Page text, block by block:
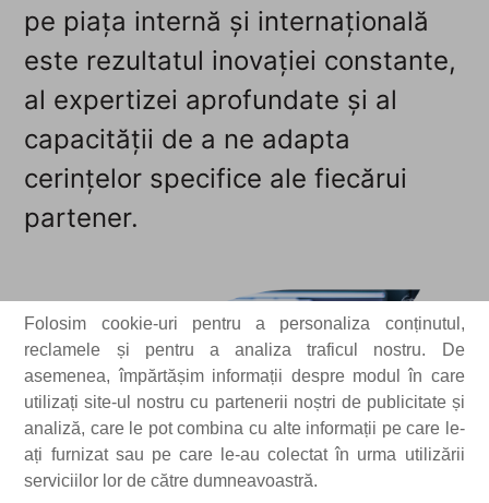
Folosim cookie-uri pentru a personaliza conținutul,
reclamele și pentru a analiza traficul nostru. De
asemenea, împărtășim informații despre modul în care
utilizați site-ul nostru cu partenerii noștri de publicitate și
analiză, care le pot combina cu alte informații pe care le-
ați furnizat sau pe care le-au colectat în urma utilizării
serviciilor lor de către dumneavoastră.
pe piața internă și internațională
este rezultatul inovației constante,
al expertizei aprofundate și al
capacității de a ne adapta
cerințelor specifice ale fiecărui
partener.
Portofoliul nostru diversificat